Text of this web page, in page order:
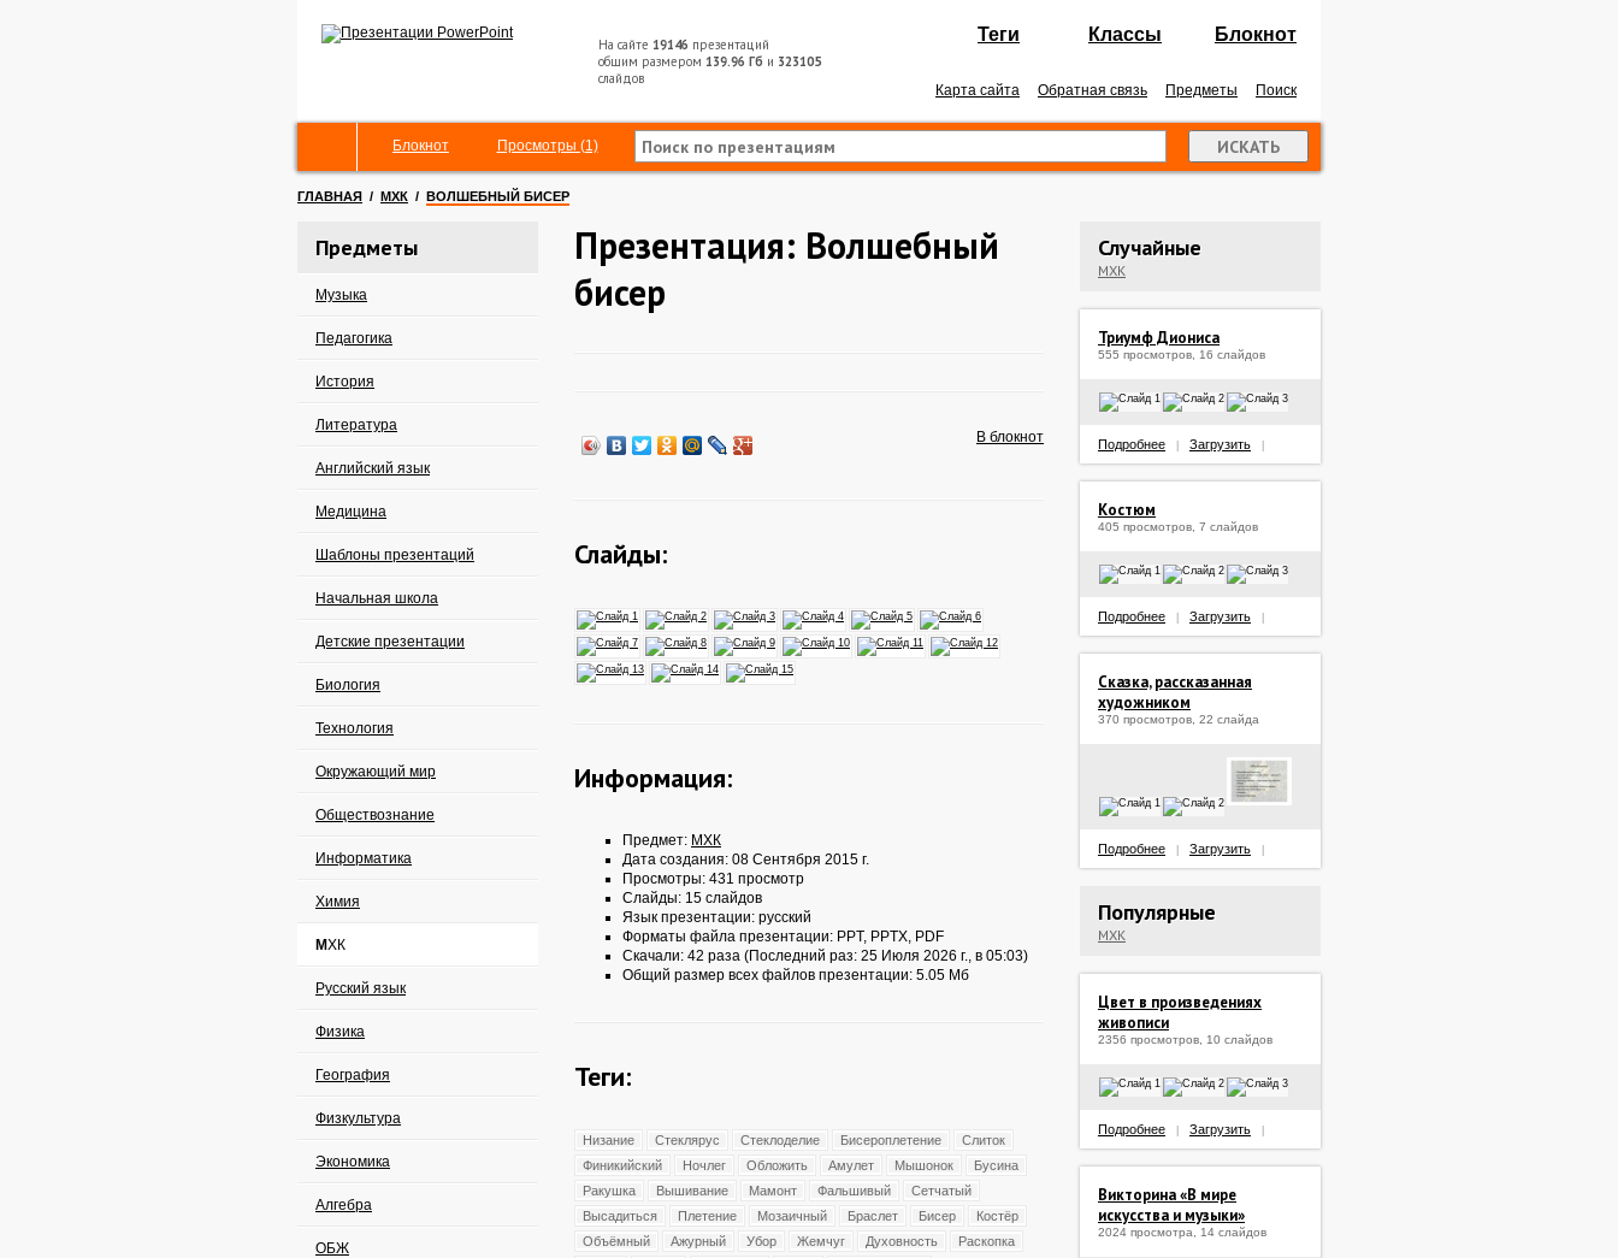
На сайте 19146 презентаций
общим размером 139.96 Гб и 323105
слайдов
Теги Классы Блокнот
Карта сайта Обратная связь Предметы Поиск
Блокнот Просмотры (1)
ГЛАВНАЯ / МХК / ВОЛШЕБНЫЙ БИСЕР
Предметы
Музыка
Педагогика
История
Литература
Английский язык
Медицина
Шаблоны презентаций
Начальная школа
Детские презентации
Биология
Технология
Окружающий мир
Обществознание
Информатика
Химия
МХК
Русский язык
Физика
География
Физкультура
Экономика
Алгебра
ОБЖ
Презентация: Волшебный
бисер
В блокнот
Слайды:
Информация:
Предмет: МХК
Дата создания: 08 Сентября 2015 г.
Просмотры: 431 просмотр
Слайды: 15 слайдов
Язык презентации: русский
Форматы файла презентации: PPT, PPTX, PDF
Скачали: 42 раза (Последний раз: 25 Июля 2026 г., в 05:03)
Общий размер всех файлов презентации: 5.05 Мб
Теги:
Низание Стеклярус Стеклоделие Бисероплетение
Слиток
Финикийский
Ночлег Обложить Амулет Мышонок
Бусина
Ракушка
Вышивание Мамонт Фальшивый
Сетчатый
Высадиться
Плетение Мозаичный Браслет Бисер
Костёр
Объёмный
Ажурный Убор Жемчуг Духовность
Раскопка
Случайные
МХК
Триумф Диониса
555 просмотров, 16 слайдов
Подробнее Загрузить
Костюм
405 просмотров, 7 слайдов
Подробнее Загрузить
Сказка, рассказанная
художником
370 просмотров, 22 слайда
Подробнее Загрузить
Популярные
МХК
Цвет в произведениях
живописи
2356 просмотров, 10 слайдов
Подробнее Загрузить
Викторина «В мире
искусства и музыки»
2024 просмотра, 14 слайдов